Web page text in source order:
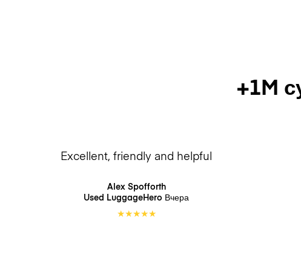
+1M
Excellent, friendly and helpful
Alex Spofforth
Used LuggageHero Вчера
★★★★★